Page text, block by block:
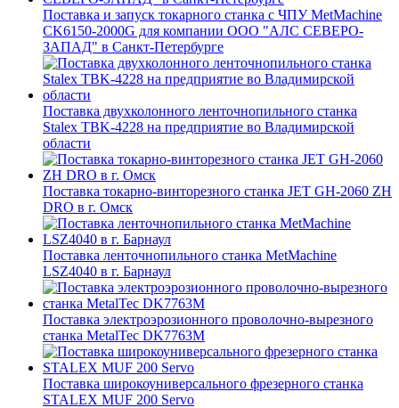
Поставка и запуск токарного станка с ЧПУ MetMachine
CK6150-2000G для компании ООО "АЛС СЕВЕРО-
ЗАПАД" в Санкт-Петербурге
Поставка двухколонного ленточнопильного станка
Stalex TBK-4228 на предприятие во Владимирской
области
Поставка токарно-винторезного станка JET GH-2060 ZH
DRO в г. Омск
Поставка ленточнопильного станка MetMachine
LSZ4040 в г. Барнаул
Поставка электроэрозионного проволочно-вырезного
станка MetalTec DK7763M
Поставка широкоуниверсального фрезерного станка
STALEX MUF 200 Servo